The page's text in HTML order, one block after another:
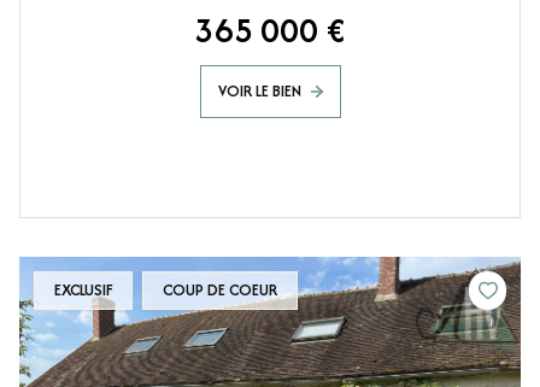
365 000 €
VOIR LE BIEN
EXCLUSIF COUP DE COEUR